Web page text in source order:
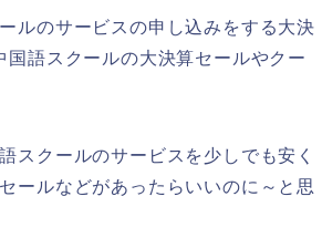
ルのサービスの申し込みをする大決
語スクールの大決算セールやクー
スクールのサービスを少しでも安く
ールなどがあったらいいのに～と思